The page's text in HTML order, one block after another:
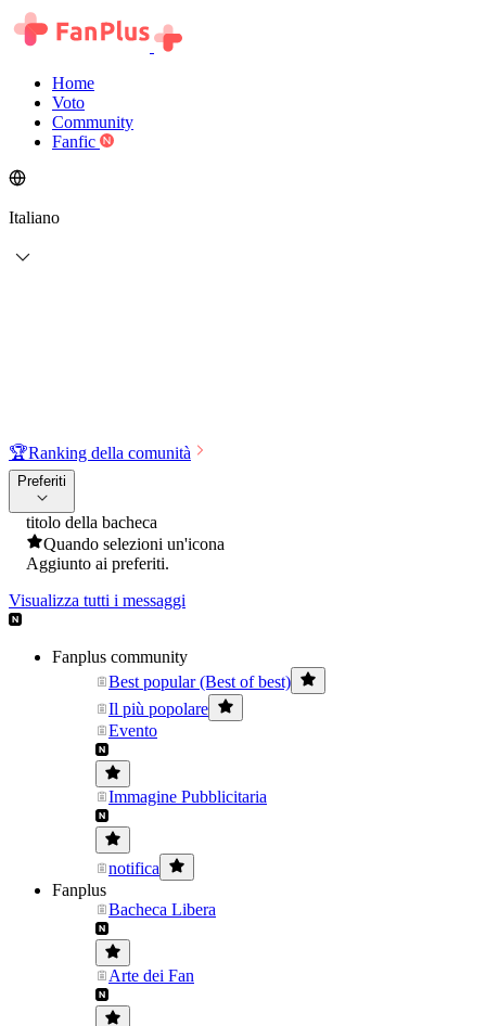
Home
Voto
Community
Fanfic
Italiano
🏆Ranking della comunità
Preferiti
titolo della bacheca
Quando selezioni un'icona
Aggiunto ai preferiti.
Visualizza tutti i messaggi
Fanplus community
Best popular (Best of best)
Il più popolare
Evento
Immagine Pubblicitaria
notifica
Fanplus
Bacheca Libera
Arte dei Fan